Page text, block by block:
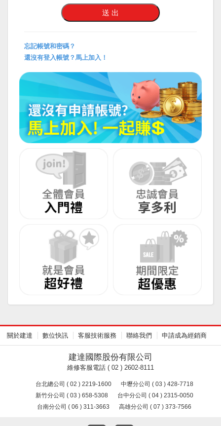
忘記帳號和密碼？
還沒有登入帳號？馬上加入！
關於建達 數位快訊 客服技術服務 聯絡我們 申請成為經銷商
建達國際股份有限公司
維修客服電話 ( 02 ) 2602-8111
台北總公司 ( 02 ) 2219-1600
中壢分公司 ( 03 ) 428-7718
新竹分公司 ( 03 ) 658-5308
台中分公司 ( 04 ) 2315-0050
台南分公司 ( 06 ) 311-3663
高雄分公司 ( 07 ) 373-7566